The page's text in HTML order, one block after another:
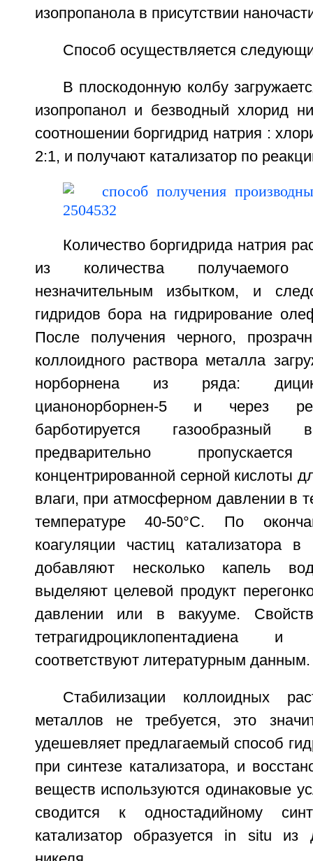
изопропанола в присутствии
Способ осуществляется
В плоскодонную колбу
изопропанол и безводный хлорид
соотношении боргидрид натрия :
2:1, и получают катализатор по
Количество боргидрида натрия
из количества получаемого
незначительным избытком, и
гидридов бора на гидрирование
После получения черного,
коллоидного раствора металла
норборнена из ряда:
цианонорборнен-5 и через
барботируется газообразный
предварительно
концентрированной серной кислоты
влаги, при атмосферном давлении в
температуре 40-50°C. По
коагуляции частиц катализатора
добавляют несколько капель
выделяют целевой продукт
давлении или в вакууме.
тетрагидроциклопентадиена и
соответствуют литературным данным.
Стабилизации коллоидных
металлов не требуется, это
удешевляет предлагаемый способ
при синтезе катализатора, и
веществ используются одинаковые
сводится к одностадийному
катализатор образуется in situ из